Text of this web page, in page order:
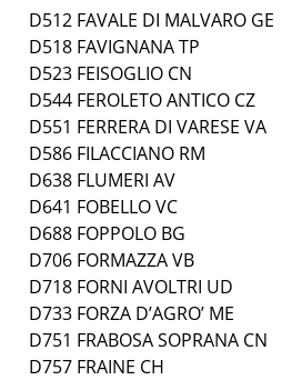
D512 FAVALE DI MALVARO GE
D518 FAVIGNANATP
D523 FEISOGLIO CN
D544 FEROLETO ANTICO CZ
D551 FERRERA DI VARESE VA
D586 FILACCIANO RM
D638 FLUMERI AV
D641 FOBELLOVC
D688 FOPPOLO BG
D706 FORMAZZAVB
D718 FORNI AVOLTRI UD
D733 FORZA D’AGRO’ ME
D751 FRABOSA SOPRANA CN
D757 FRAINE CH